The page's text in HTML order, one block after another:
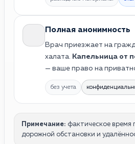
Полная анонимность
Врач приезжает на
халата. Капельница от
— ваше право на
без учета
Примечание: фактическое время
дорожной обстановки и